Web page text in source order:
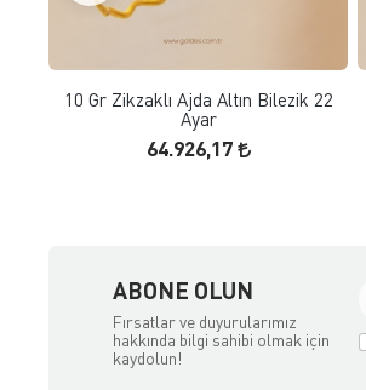
10 Gr Zikzaklı Ajda Altın Bilezik 22
Ayar
64.926,17
ABONE OLUN
Fırsatlar ve duyurularımız
hakkında bilgi sahibi olmak için
kaydolun!